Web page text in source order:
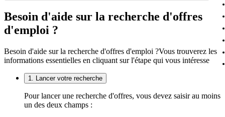
Besoin d'aide sur la recherche d'offres
d'emploi ?
Besoin d'aide sur la recherche d'offres d'emploi ?Vous trouverez les
informations essentielles en cliquant sur l'étape qui vous intéresse
1. Lancer votre recherche
Pour lancer une recherche d'offres, vous devez saisir au moins
un des deux champs :